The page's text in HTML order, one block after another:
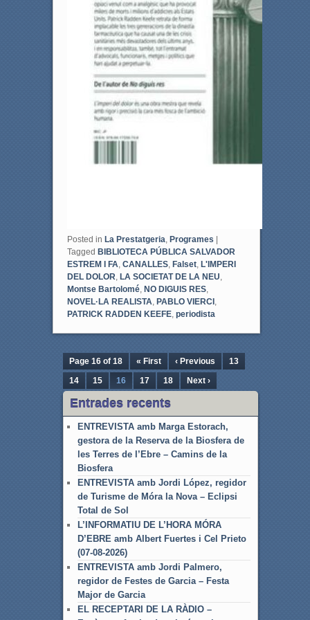
Posted in La Prestatgeria Programes |
Tagged BIBLIOTECA PÚBLICA SALVADOR
ESTREM I FA CANALLES, Falset, L'IMPERI
DEL DOLOR LA SOCIETAT DE LA NEU
Montse Bartolomé, NO DIGUIS RES,
NOVEL·LA REALISTA PABLO VIERCI,
PATRICK RADDEN KEEFE, periodista
Page 16 of 18 « First ‹ Previous
13
14
15 16 17 18 Next ›
Entrades recents
ENTREVISTA amb Marga Estorach,
gestora de la Reserva de la Biosfera de
les Terres de l’Ebre – Camins de la
Biosfera
ENTREVISTA amb Jordi López, regidor
de Turisme de Móra la Nova – Eclipsi
Total de Sol
L’INFORMATIU DE L’HORA MÓRA
D’EBRE amb Albert Fuertes i Cel Prieto
(07-08-2026)
ENTREVISTA amb Jordi Palmero,
regidor de Festes de Garcia – Festa
Major de Garcia
EL RECEPTARI DE LA RÀDIO –